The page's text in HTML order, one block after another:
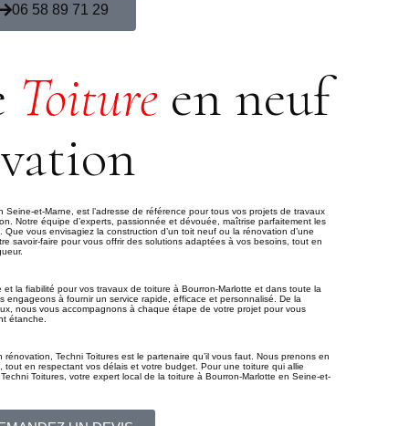
06 58 89 71 29
Toiture en neuf
et-Marne, est l’adresse de référence pour tous vos projets de travaux
Notre équipe d’experts, passionnée et dévouée, maîtrise parfaitement les
vous envisagiez la construction d’un toit neuf ou la rénovation d’une
savoir-faire pour vous offrir des solutions adaptées à vos besoins, tout en
et la fiabilité pour vos travaux de toiture à Bourron-Marlotte et dans toute la
engageons à fournir un service rapide, efficace et personnalisé. De la
nous vous accompagnons à chaque étape de votre projet pour vous
étanche.
Techni Toitures est le partenaire qu’il vous faut. Nous prenons en
en respectant vos délais et votre budget. Pour une toiture qui allie
Toitures, votre expert local de la toiture à Bourron-Marlotte en Seine-et-